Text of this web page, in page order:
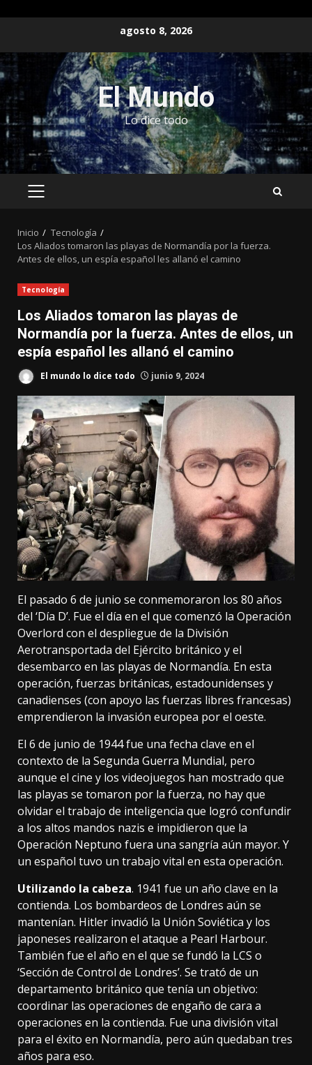
contenido
agosto 8, 2026
El Mundo
Lo dice todo
MENÚ
Inicio
Tecnología
Los Aliados tomaron las playas de Normandía por la fuerza.
Antes de ellos, un espía español les allanó el camino
Tecnología
Los Aliados tomaron las playas de
Normandía por la fuerza. Antes de ellos, un
espía español les allanó el camino
El mundo lo dice todo junio 9, 2024
El pasado 6 de junio se conmemoraron los 80 años
del ‘Día D’. Fue el día en el que comenzó la Operación
Overlord con el despliegue de la División
Aerotransportada del Ejército británico y el
desembarco en las playas de Normandía. En esta
operación, fuerzas británicas, estadounidenses y
canadienses (con apoyo las fuerzas libres francesas)
emprendieron la invasión europea por el oeste.
El 6 de junio de 1944 fue una fecha clave en el
contexto de la Segunda Guerra Mundial, pero
aunque el cine y los videojuegos han mostrado que
las playas se tomaron por la fuerza, no hay que
olvidar el trabajo de inteligencia que logró confundir
a los altos mandos nazis e impidieron que la
Operación Neptuno fuera una sangría aún mayor. Y
un español tuvo un trabajo vital en esta operación.
Utilizando la cabeza. 1941 fue un año clave en la
contienda. Los bombardeos de Londres aún se
mantenían. Hitler invadió la Unión Soviética y los
japoneses realizaron el ataque a Pearl Harbour.
También fue el año en el que se fundó la LCS o
‘Sección de Control de Londres’. Se trató de un
departamento británico que tenía un objetivo:
coordinar las operaciones de engaño de cara a
operaciones en la contienda. Fue una división vital
para el éxito en Normandía, pero aún quedaban tres
años para eso.